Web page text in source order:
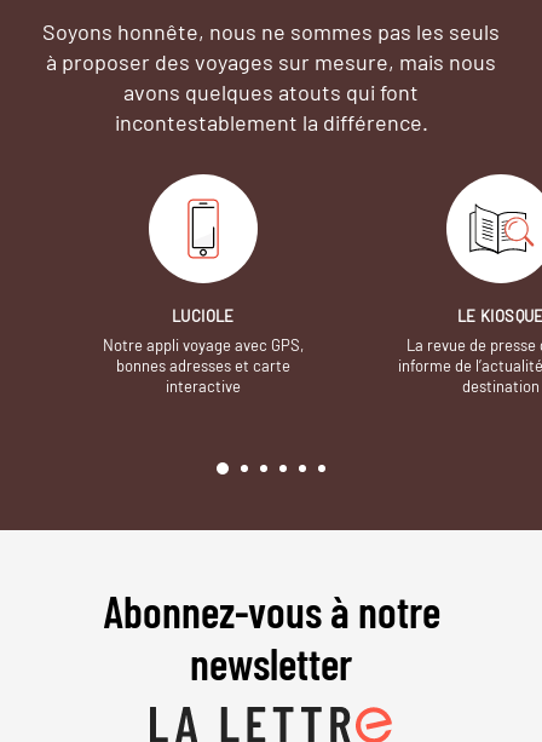
Soyons honnête, nous ne sommes pas les seuls
à proposer des voyages sur mesure, mais nous
avons quelques atouts qui font
incontestablement la différence.
LUCIOLE
Notre appli voyage avec GPS,
bonnes adresses et carte
interactive
LE
La revue de presse
informe de
destination
Abonnez-vous à notre
newsletter